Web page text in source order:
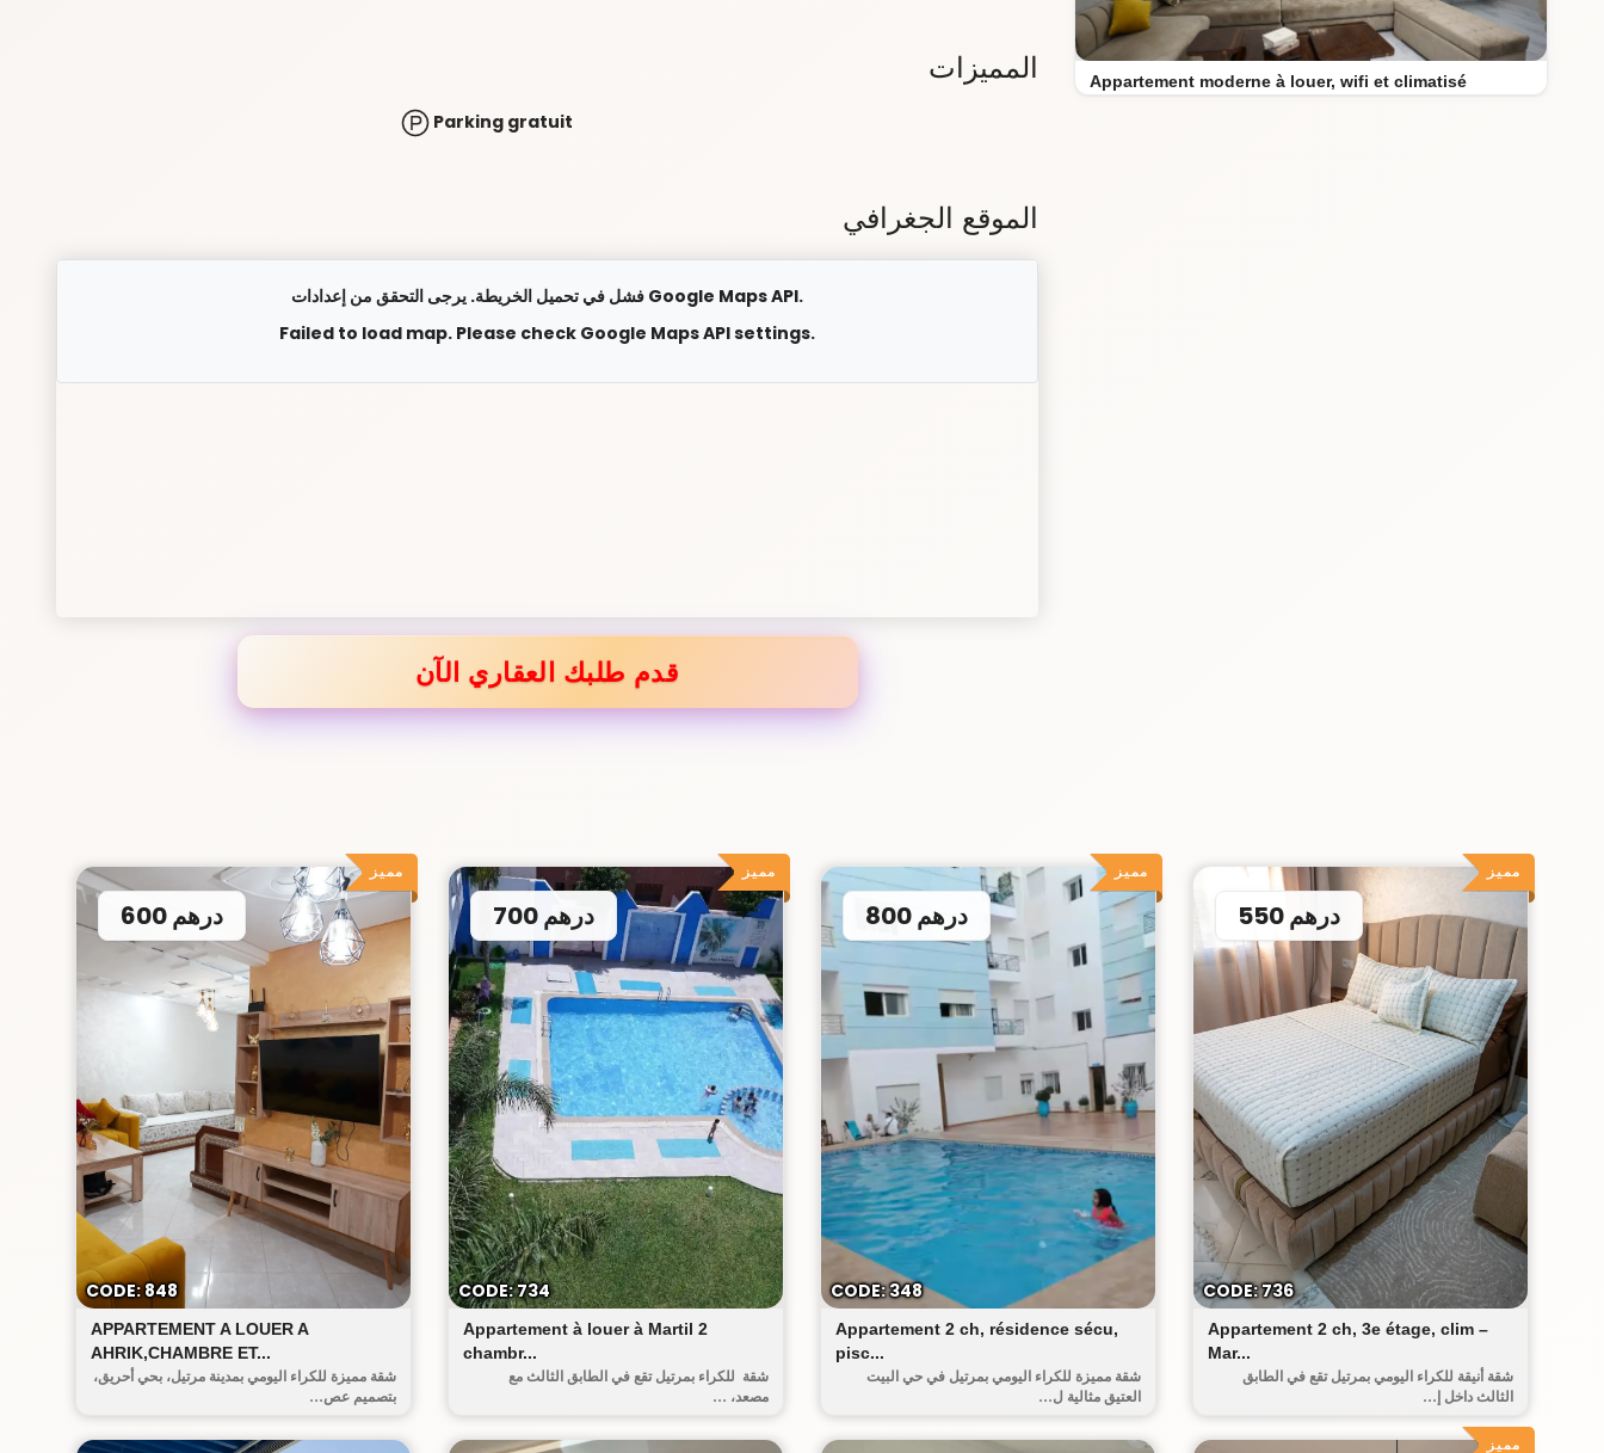
المميزات
Parking gratuit
الموقع الجغرافي
فشل في تحميل الخريطة. يرجى التحقق من إعدادات Google Maps API.
Failed to load map. Please check Google Maps API settings.
قدم طلبك العقاري الآن
Appartement moderne à louer, wifi et climatisé
مميز
أحريق
APPARTEMENT A LOUER A
AHRIK,CHAMBRE ET...
600 درهم
شقة مميزة للكراء اليومي بمدينة مرتيل، بحي أحريق،
بتصميم عص...
CODE: 848
مميز
البيت العتيق
Appartement à louer à Martil 2
chambr...
700 درهم
شقة للكراء بمرتيل تقع في الطابق الثالث مع
مصعد، ...
CODE: 734
مميز
البيت العتيق
Appartement 2 ch, résidence sécu,
pisc...
800 درهم
شقة مميزة للكراء اليومي بمرتيل في حي البيت
العتيق مثالية ل...
CODE: 348
مميز
Appartement 2 ch, 3e étage, clim –
Mar...
550 درهم
شقة أنيقة للكراء اليومي بمرتيل تقع في الطابق
الثالث داخل إ...
CODE: 736
مميز